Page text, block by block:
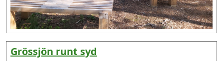
Grössjön runt syd